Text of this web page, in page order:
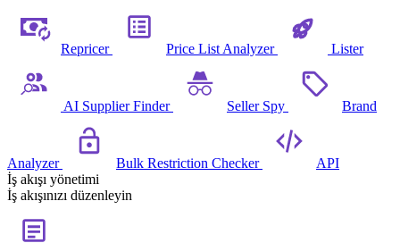
Repricer Price List Analyzer Lister
AI Supplier Finder Seller Spy Brand
Analyzer Bulk Restriction Checker
API
İş akışı yönetimi
İş akışınızı düzenleyin